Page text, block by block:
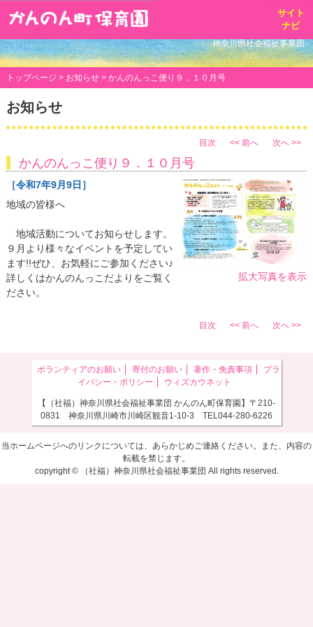
サイト
ナビ
神奈川県社会福祉事業団
トップページ > お知らせ> かんのんっこ便り９．１０月号
お知らせ
目次 << 前へ 次へ >>
かんのんっこ便り９．１０月号
拡大写真を表示
［令和7年9月9日］
地域の皆様へ
地域活動についてお知らせします。
９月より様々なイベントを予定してい
ます!!ぜひ、お気軽にご参加ください♪
詳しくはかんのんっこだよりをご覧く
ださい。
目次 << 前へ 次へ >>
ボランティアのお願い 寄付のお願い 著作・免責事項
プラ
イバシー・ポリシー
ウィズカウネット
【（社福）神奈川県社会福祉事業団 かんのん町保育園】〒210-
0831 神奈川県川崎市川崎区観音1-10-3 TEL044-280-6226
当ホームページへのリンクについては、あらかじめご連絡ください。また、内容の
転載を禁じます。
copyright © （社福）神奈川県社会福祉事業団 All rights reserved.